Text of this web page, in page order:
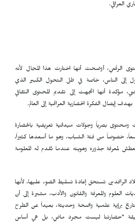
العراقي.
الرقمي، أوضحت أنها اختارت هذا المجال لأنه
إلى الناس، خاصة في ظل التحول الكبير الذي
مؤكدة أنها اتجهت إلى تقديم المحتوى الثقافي
إيصال الفكرة الحضارية العراقية إلى العالم.
بصرياً وجولات ميدانية تعريفية بالحضارة
خصوصاً من فئة الشباب، وهو ما أسعدها كثيراً،
لمعرفة جذوره وهويته عندما تُقدم له المعلومة
الرافدين تستحق إعادة تسليط الضوء عليها، لأنها
العلوم والمعرفة والقانون والأدب، مشيرة إلى أن
برؤية علمية واضحة وحديثة، بعيداً عن الطرح
"حضارتنا ليست مجرد ماضٍ، بل هي أساس